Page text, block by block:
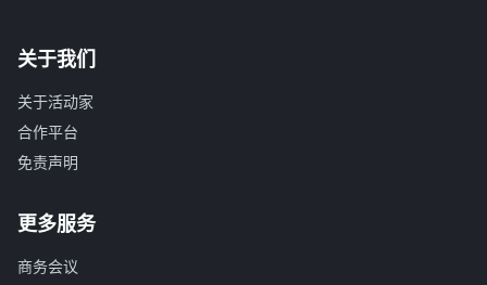
关于我们
关于活动家
合作平台
免责声明
更多服务
商务会议